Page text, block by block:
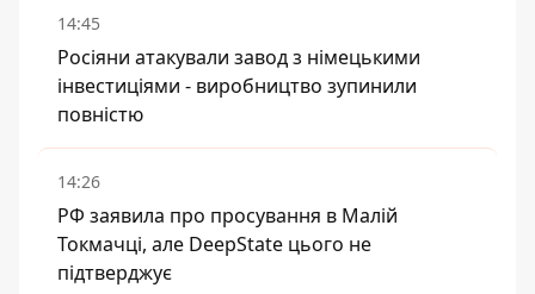
14:45
Росіяни атакували завод з німецькими
інвестиціями - виробництво зупинили
повністю
14:26
РФ заявила про просування в Малій
Токмачці, але DeepState цього не
підтверджує